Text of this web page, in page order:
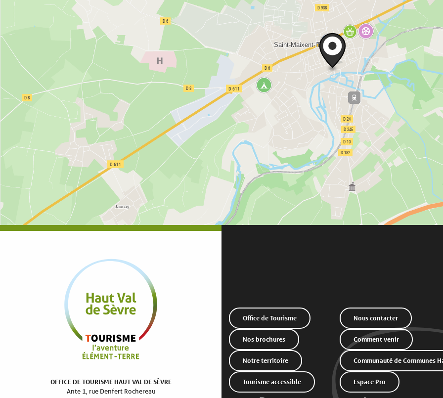
OFFICE DE TOURISME HAUT VAL DE SÈVRE
Ante 1, rue Denfert Rochereau
Office de Tourisme Nous contacter
Nos brochures Comment venir
Notre territoire Communauté de Communes
Tourisme accessible Espace Pro